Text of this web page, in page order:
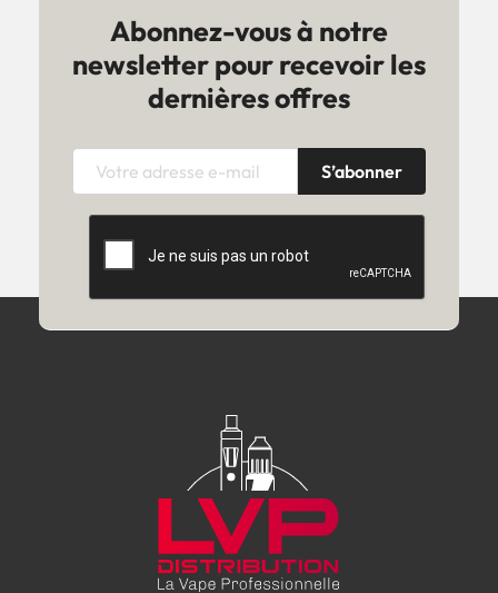
Abonnez-vous à notre
newsletter pour recevoir les
dernières offres